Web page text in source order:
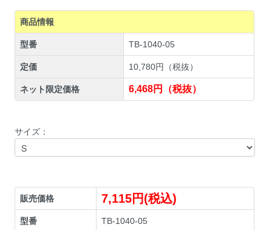
商品情報
型番 TB-1040-05
定価 10,780円（税抜）
ネット限定価格 6,468円（税抜）
サイズ：
販売価格 7,115円(税込)
型番 TB-1040-05